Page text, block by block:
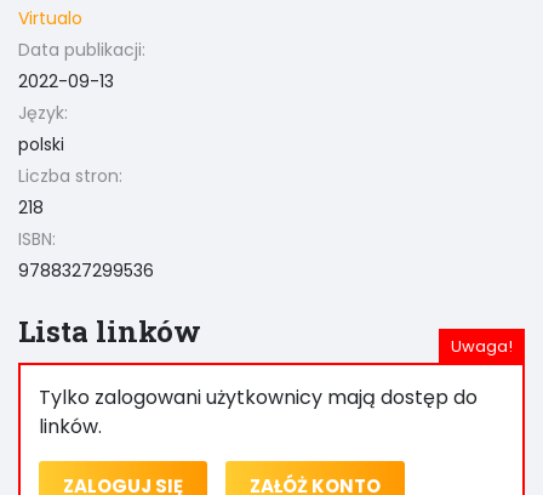
Virtualo
Data publikacji:
2022-09-13
Język:
polski
Liczba stron:
218
ISBN:
9788327299536
Lista linków
Tylko zalogowani użytkownicy mają dostęp do
linków.
ZALOGUJ SIĘ ZAŁÓŻ KONTO